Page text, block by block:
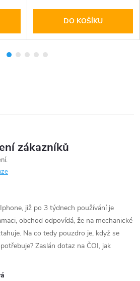
DO KOŠÍKU
zákazníků
již po 3 týdnech používání je
obchod odpovídá, že na mechanické
Na co tedy pouzdro je, když se
Zaslán dotaz na ČOI, jak